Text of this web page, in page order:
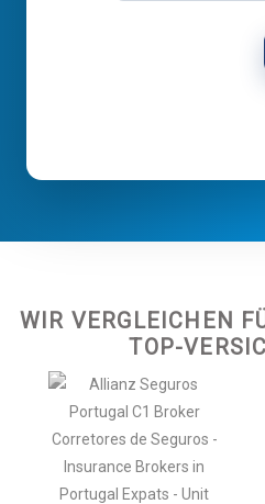
WIR VERGLEICHEN
TOP-